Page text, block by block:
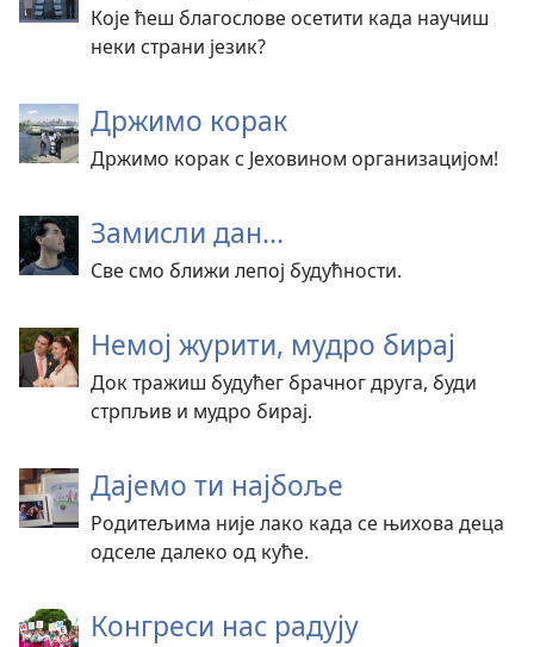
Које ћеш благослове осетити када научиш
неки страни језик?
Држимо корак
Држимо корак с Јеховином организацијом!
Замисли дан...
Све смо ближи лепој будућности.
Немој журити, мудро бирај
Док тражиш будућег брачног друга, буди
стрпљив и мудро бирај.
Дајемо ти најбоље
Родитељима није лако када се њихова деца
одселе далеко од куће.
Конгреси нас радују